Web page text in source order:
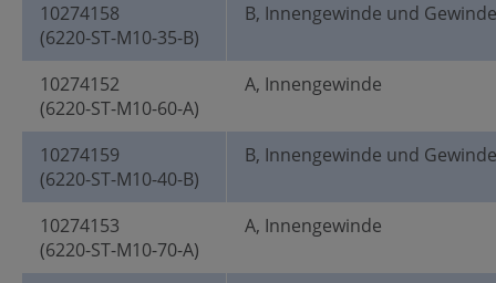
10274158
(6220-ST-M10-35-B)
B, Innengewinde und
10274152
(6220-ST-M10-60-A)
A, Innengewinde
10274159
(6220-ST-M10-40-B)
B, Innengewinde und
10274153
(6220-ST-M10-70-A)
A, Innengewinde